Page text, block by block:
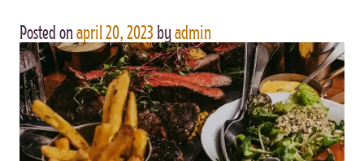
Posted onapril 20, 2023byadmin